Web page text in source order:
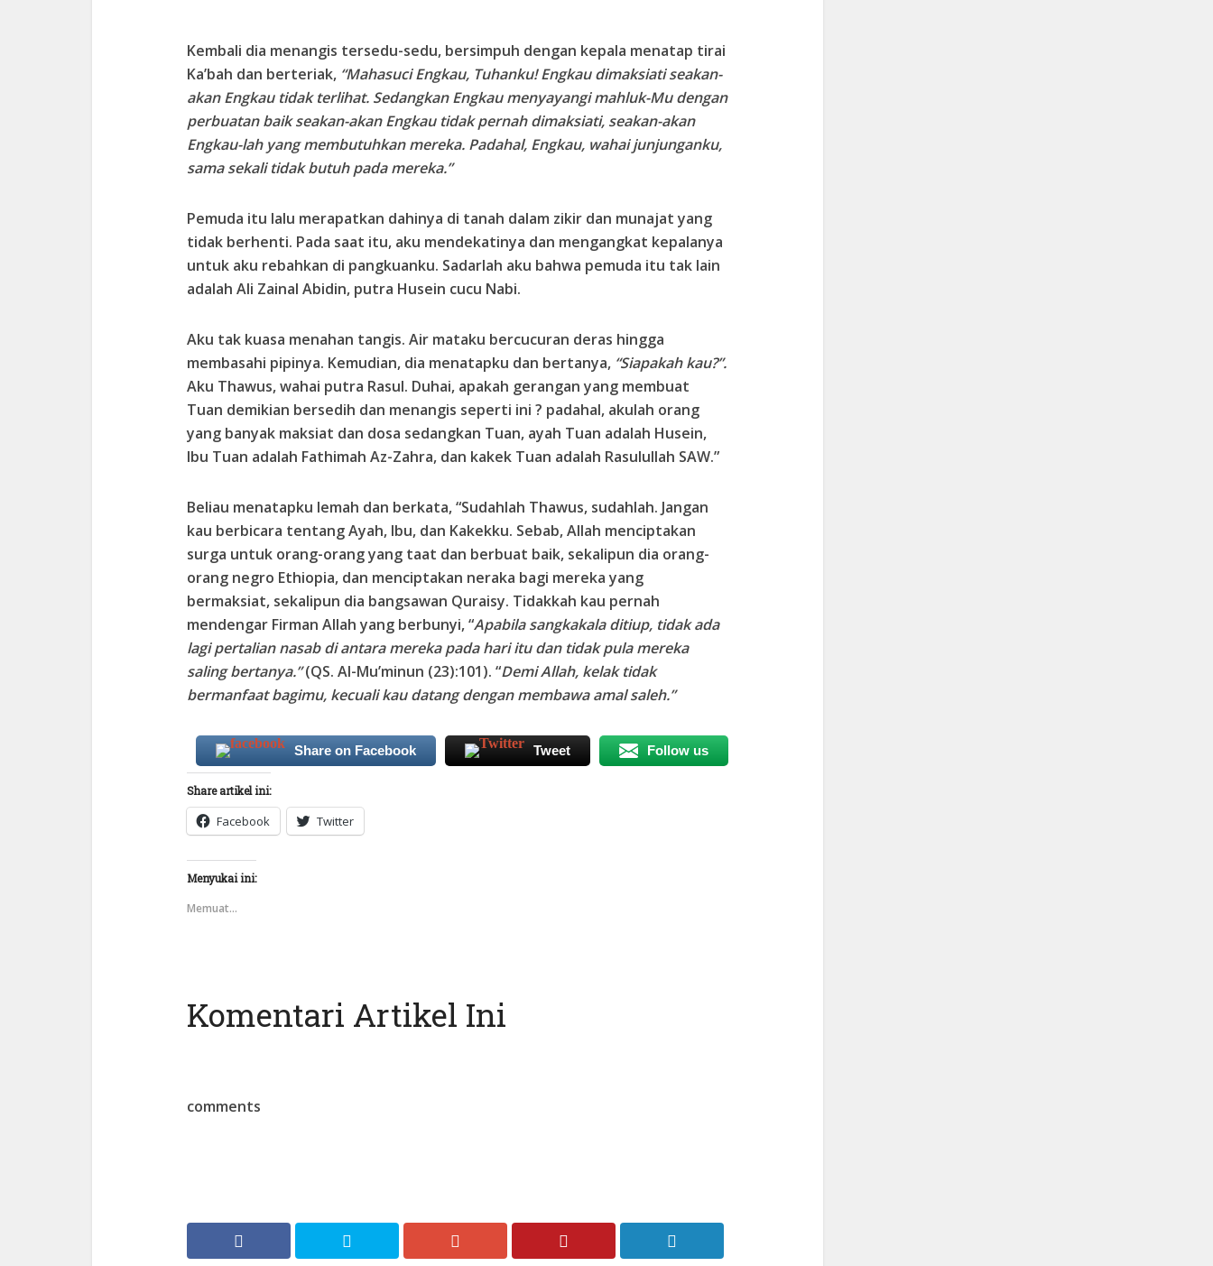
Kembali dia menangis tersedu-sedu, bersimpuh dengan kepala menatap tirai
Ka’bah dan berteriak, “Mahasuci Engkau, Tuhanku! Engkau dimaksiati seakan-
akan Engkau tidak terlihat. Sedangkan Engkau menyayangi mahluk-Mu dengan
perbuatan baik seakan-akan Engkau tidak pernah dimaksiati, seakan-akan
Engkau-lah yang membutuhkan mereka. Padahal, Engkau, wahai junjunganku,
sama sekali tidak butuh pada mereka.”
Pemuda itu lalu merapatkan dahinya di tanah dalam zikir dan munajat yang
tidak berhenti. Pada saat itu, aku mendekatinya dan mengangkat kepalanya
untuk aku rebahkan di pangkuanku. Sadarlah aku bahwa pemuda itu tak lain
adalah Ali Zainal Abidin, putra Husein cucu Nabi.
Aku tak kuasa menahan tangis. Air mataku bercucuran deras hingga
membasahi pipinya. Kemudian, dia menatapku dan bertanya, “Siapakah kau?”.
Aku Thawus, wahai putra Rasul. Duhai, apakah gerangan yang membuat
Tuan demikian bersedih dan menangis seperti ini ? padahal, akulah orang
yang banyak maksiat dan dosa sedangkan Tuan, ayah Tuan adalah Husein,
Ibu Tuan adalah Fathimah Az-Zahra, dan kakek Tuan adalah Rasulullah SAW.”
Beliau menatapku lemah dan berkata, “Sudahlah Thawus, sudahlah. Jangan
kau berbicara tentang Ayah, Ibu, dan Kakekku. Sebab, Allah menciptakan
surga untuk orang-orang yang taat dan berbuat baik, sekalipun dia orang-
orang negro Ethiopia, dan menciptakan neraka bagi mereka yang
bermaksiat, sekalipun dia bangsawan Quraisy. Tidakkah kau pernah
mendengar Firman Allah yang berbunyi, “Apabila sangkakala ditiup, tidak ada
lagi pertalian nasab di antara mereka pada hari itu dan tidak pula mereka
saling bertanya.”(QS. Al-Mu’minun (23):101). “Demi Allah, kelak tidak
bermanfaat bagimu, kecuali kau datang dengan membawa amal saleh.”
Share on Facebook Tweet Follow us
Share artikel ini:
Facebook Twitter
Menyukai ini:
Memuat...
Komentari Artikel Ini
comments